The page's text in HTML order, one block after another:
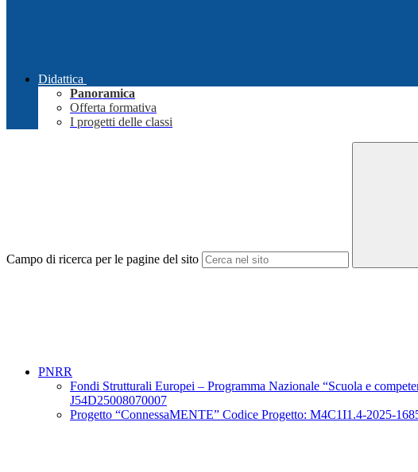
Didattica
Panoramica
Offerta formativa
I progetti delle classi
Campo di ricerca per le pagine del sito
PNRR
Fondi Strutturali Europei – Programma Nazionale “Scuola e
J54D25008070007
Progetto “ConnessaMENTE” Codice Progetto: M4C1I1.4-2025-